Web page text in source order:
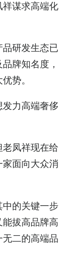
谋求高端化
研发生态已
牌知名度，
势。
力高端奢侈
凤祥现在给
面向大众消
的关键一步
拔高品牌高
二的高端品